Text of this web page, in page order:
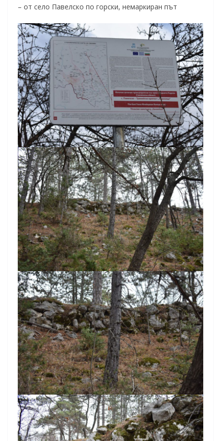
– от село Павелско по горски, немаркиран път